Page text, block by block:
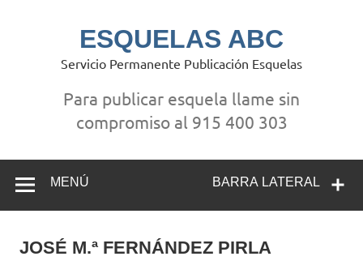
ESQUELAS ABC
Servicio Permanente Publicación Esquelas
Para publicar esquela llame sin
compromiso al 915 400 303
BARRA LATERAL
MENÚ
JOSÉ M.ª FERNÁNDEZ PIRLA